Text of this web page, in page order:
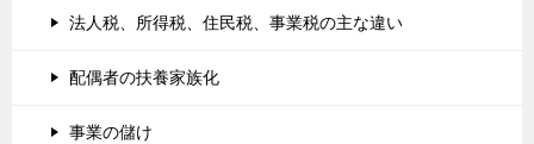
法人税、所得税、住民税、事業税の主な違い
配偶者の扶養家族化
事業の儲け